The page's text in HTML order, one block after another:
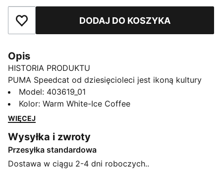
Dodaj do ulubionychDODAJ DO KOSZYKA
Opis
HISTORIA PRODUKTU
PUMA Speedcat od dziesięcioleci jest ikoną kultury
wyścigowej i stylu ulicznego. Świat po raz pierwszy
poznał je jako ultracienkie buty do jazdy
zaprojektowane tak, aby skracać czasy okrążeń o
modelem, który pokochały ulice światowych stolic
mody. Ich historia stale ewoluuje, ponieważ są
wybierane przez trendsetterów wyznaczających
Model: 403619_01
Kolor: Warm White-Ice Coffee
WIĘCEJ
Wysyłka i zwroty
Przesyłka standardowa
Dostawa w ciągu 2-4 dni roboczych..